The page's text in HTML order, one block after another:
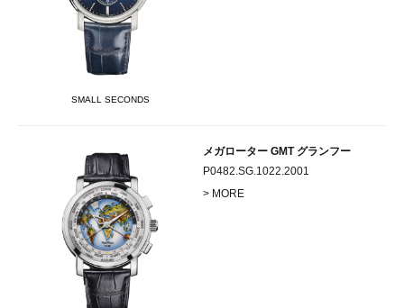
SMALL SECONDS
メガローター GMT グランフー
P0482.SG.1022.2001
> MORE